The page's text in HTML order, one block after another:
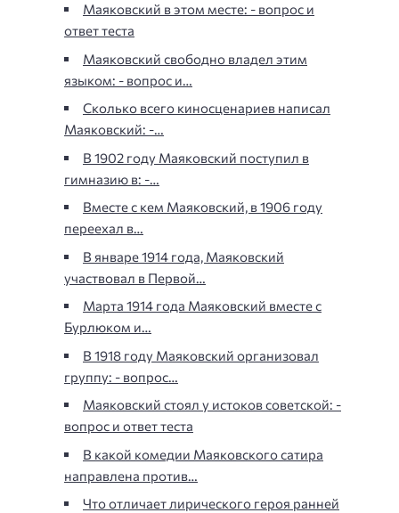
Маяковский в этом месте: - вопрос и
ответ теста
Маяковский свободно владел этим
языком: - вопрос и…
Сколько всего киносценариев написал
Маяковский: -…
В 1902 году Маяковский поступил в
гимназию в: -…
Вместе с кем Маяковский, в 1906 году
переехал в…
В январе 1914 года, Маяковский
участвовал в Первой…
Марта 1914 года Маяковский вместе с
Бурлюком и…
В 1918 году Маяковский организовал
группу: - вопрос…
Маяковский стоял у истоков советской: -
вопрос и ответ теста
В какой комедии Маяковского сатира
направлена против…
Что отличает лирического героя ранней